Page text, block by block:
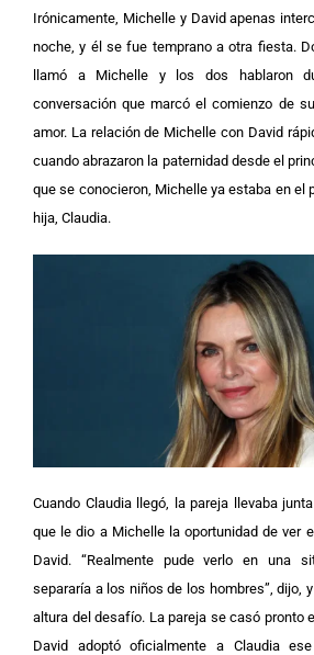
Irónicamente, Michelle y David apenas
noche, y él se fue temprano a otra fiesta.
llamó a Michelle y los dos hablaron
conversación que marcó el comienzo de
amor. La relación de Michelle con David
cuando abrazaron la paternidad desde el
que se conocieron, Michelle ya estaba en el
hija, Claudia.
Cuando Claudia llegó, la pareja llevaba
que le dio a Michelle la oportunidad de ver
David. “Realmente pude verlo en una
separaría a los niños de los hombres”, dijo,
altura del desafío. La pareja se casó pronto
David adoptó oficialmente a Claudia